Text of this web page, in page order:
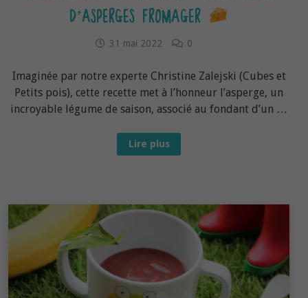
D’ASPERGES FROMAGER
31 mai 2022 0
Imaginée par notre experte Christine Zalejski (Cubes et
Petits pois), cette recette met à l’honneur l’asperge, un
incroyable légume de saison, associé au fondant d’un …
Recette
bébé
d’asperges
fromager
Lire plus